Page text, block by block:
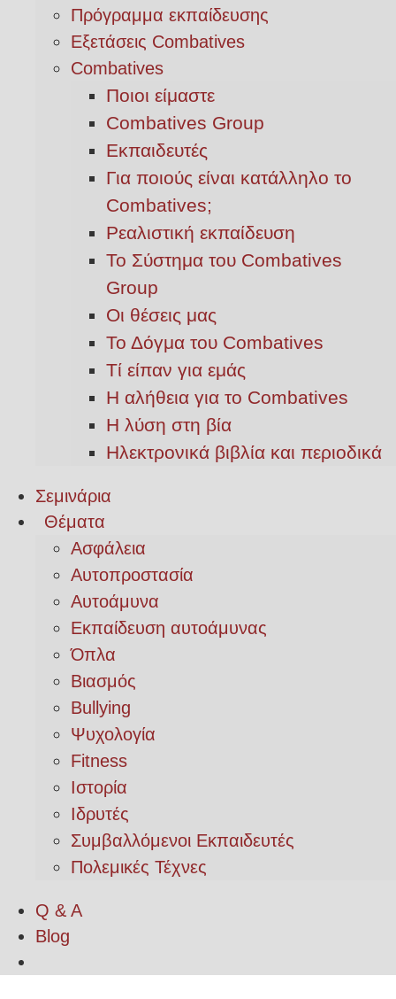
Πρόγραμμα εκπαίδευσης
Εξετάσεις Combatives
Combatives
Ποιοι είμαστε
Combatives Group
Εκπαιδευτές
Για ποιούς είναι κατάλληλο το
Combatives;
Ρεαλιστική εκπαίδευση
Το Σύστημα του Combatives
Group
Οι θέσεις μας
Το Δόγμα του Combatives
Τί είπαν για εμάς
Η αλήθεια για το Combatives
Η λύση στη βία
Ηλεκτρονικά βιβλία και περιοδικά
Σεμινάρια
Θέματα
Ασφάλεια
Αυτοπροστασία
Αυτοάμυνα
Εκπαίδευση αυτοάμυνας
Όπλα
Βιασμός
Bullying
Ψυχολογία
Fitness
Ιστορία
Ιδρυτές
Συμβαλλόμενοι Εκπαιδευτές
Πολεμικές Τέχνες
Q & A
Blog